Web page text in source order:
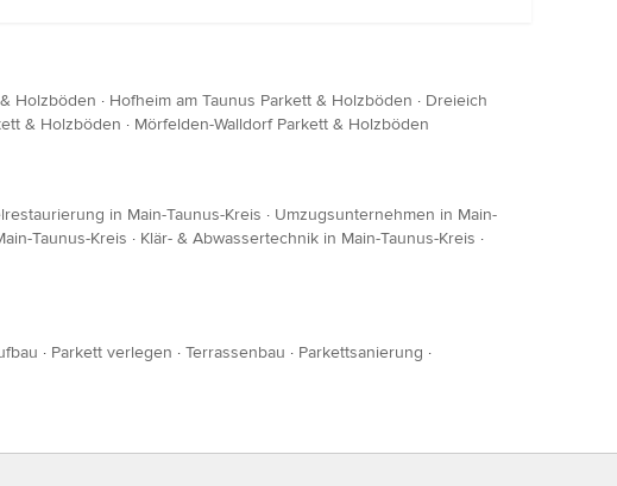
Holzböden · Hofheim am Taunus Parkett & Holzböden · Dreieich
& Holzböden · Mörfelden-Walldorf Parkett & Holzböden
in Main-Taunus-Kreis · Umzugsunternehmen in Main-
Taunus-Kreis · Klär- & Abwassertechnik in Main-Taunus-Kreis ·
· Parkett verlegen · Terrassenbau · Parkettsanierung ·